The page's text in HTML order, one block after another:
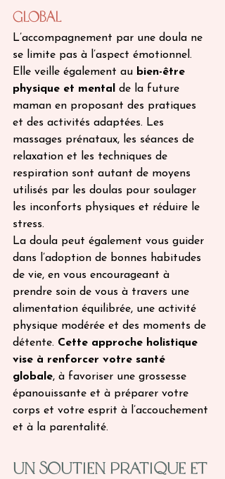
Global
L’accompagnement par une doula ne
se limite pas à l’aspect émotionnel.
Elle veille également au bien-être
physique et mental de la future
maman en proposant des pratiques
et des activités adaptées. Les
massages prénataux, les séances de
relaxation et les techniques de
respiration sont autant de moyens
utilisés par les doulas pour soulager
les inconforts physiques et réduire le
stress.
La doula peut également vous guider
dans l’adoption de bonnes habitudes
de vie, en vous encourageant à
prendre soin de vous à travers une
alimentation équilibrée, une activité
physique modérée et des moments de
détente. Cette approche holistique
vise à renforcer votre santé
globale, à favoriser une grossesse
épanouissante et à préparer votre
corps et votre esprit à l’accouchement
et à la parentalité.
Un Soutien Pratique et